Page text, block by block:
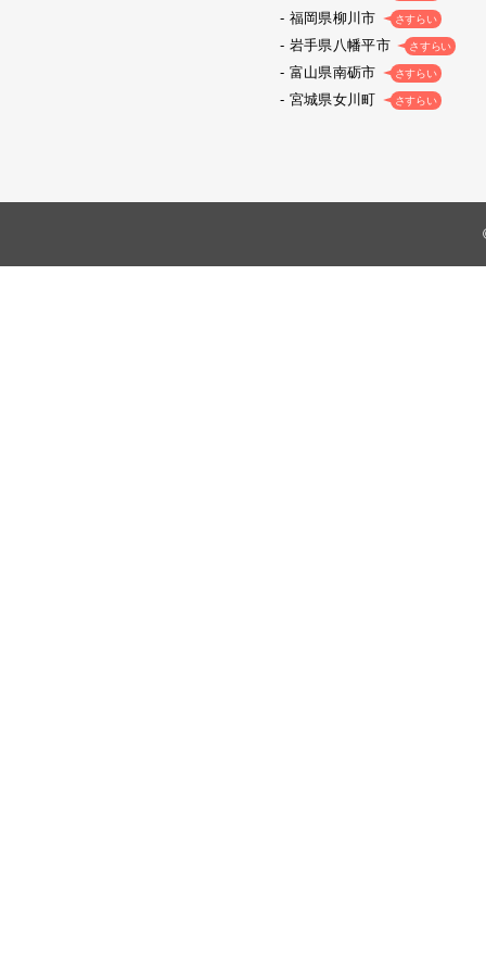
福岡県柳川市 さすらい
岩手県八幡平市 さすらい
富山県南砺市 さすらい
宮城県女川町 さすらい